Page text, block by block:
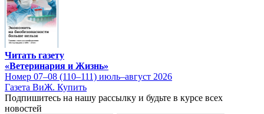
Читать газету
«Ветеринария и Жизнь»
Номер 07–08 (110–111) июль–август 2026
Газета ВиЖ. Купить
Подпишитесь на нашу рассылку и будьте в курсе всех
новостей